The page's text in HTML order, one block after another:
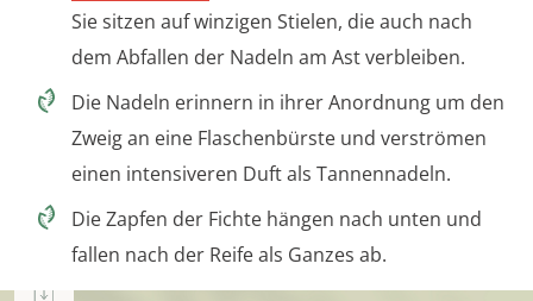
Sie sitzen auf winzigen Stielen, die auch nach
dem Abfallen der Nadeln am Ast verbleiben.
Die Nadeln erinnern in ihrer Anordnung um den
Zweig an eine Flaschenbürste und verströmen
einen intensiveren Duft als Tannennadeln.
Die Zapfen der Fichte hängen nach unten und
fallen nach der Reife als Ganzes ab.